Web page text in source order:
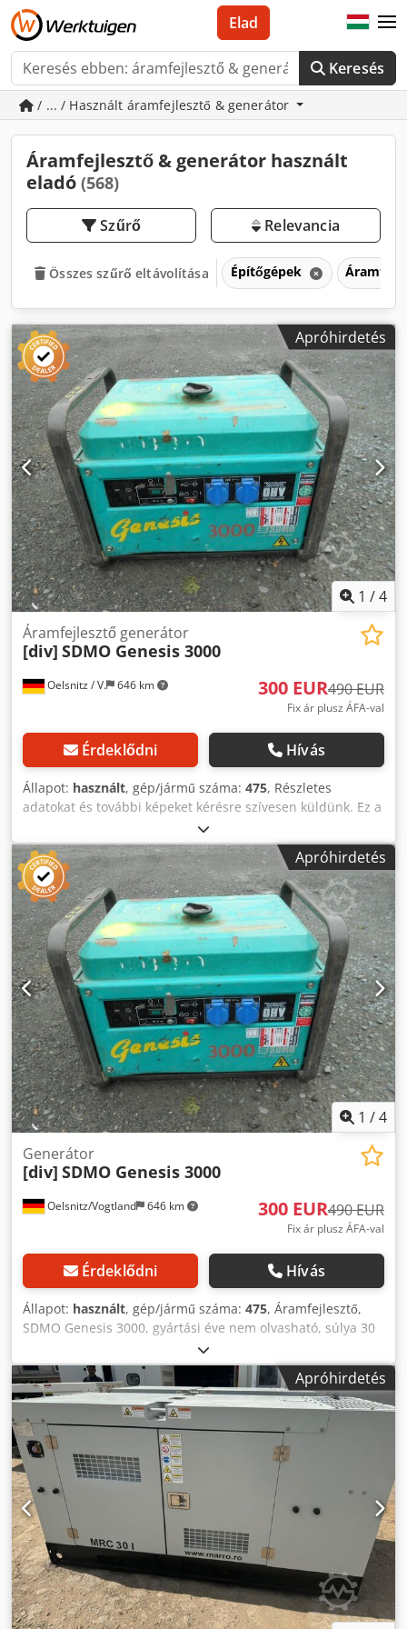
Keresés
Elad
/ ... / Használt áramfejlesztő & generátor
Áramfejlesztő & generátor használt
eladó (568)
Szűrő Relevancia
Összes szűrő eltávolítása Építőgépek
Apróhirdetés
1 /4
Oelsnitz / V. 646 km
Áramfejlesztő generátor
[div] SDMO Genesis 3000
300 EUR490 EUR
Fix ár plusz ÁFA-val
Érdeklődni Hívás
Állapot: használt, gép/jármű száma: 475, Részletes
adatokat és további képeket kérésre szívesen küldünk. Ez a
leírás nem minősül kötelező érvényű ajánlatnak, hibákat
tartalmazhat. Az adatokért felelősséget nem vállalunk.
Djdpfxszrw E Es Akxewa
Apróhirdetés
1 /4
Oelsnitz/Vogtland 646 km
Generátor
[div] SDMO Genesis 3000
300 EUR490 EUR
Fix ár plusz ÁFA-val
Érdeklődni Hívás
Állapot: használt, gép/jármű száma: 475, Áramfejlesztő,
SDMO Genesis 3000, gyártási éve nem olvasható, súlya 30
kg, méretei 58 x 42 x 45 cm, 1 hengeres benzinmotor, 2 x
220 voltos aljzat, karbantartást igényel, beindul.
Dodezcblropfx Akxswa Minden ár tartalmazza a 19%-os
áfát. Ez a leírás nem minősül kötelező érvényű ajánlatnak,
és hibákat tartalmazhat. A megadott adatokra garanciát
nem vállalunk.
Apróhirdetés